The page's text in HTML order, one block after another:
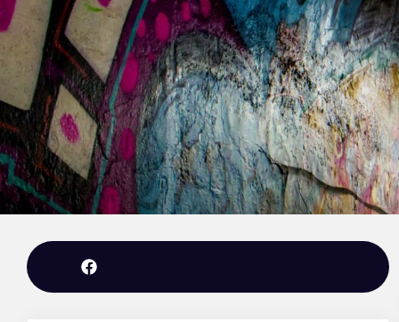
Agence GEO –
Community
Emails marketing
Formation IA
Freebie / Ebook /
Image de marque &
Rédaction
Rejoindre le groupe Facebook